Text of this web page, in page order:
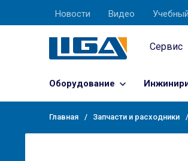
Новости Видео
Сервис
Оборудование
Главная Запчасти и расходники